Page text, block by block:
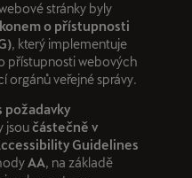
stránky byly
o přístupnosti
, který implementuje
přístupnosti webových
orgánů veřejné správy.
požadavky
jsoučástečně v
Guidelines
AA, na základě